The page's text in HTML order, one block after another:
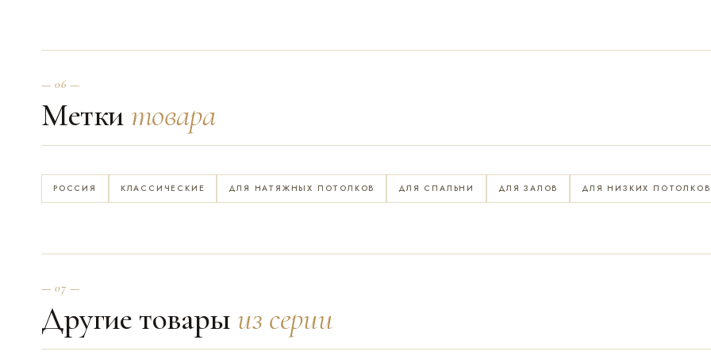
— 06 —
Метки товара
РОССИЯ КЛАССИЧЕСКИЕ ДЛЯ НАТЯЖНЫХ ПОТОЛКОВ ДЛЯ СПАЛЬНИ ДЛЯ ЗАЛОВ ДЛЯ НИЗКИХ ПОТОЛКОВ
— 07 —
Другие товары из серии